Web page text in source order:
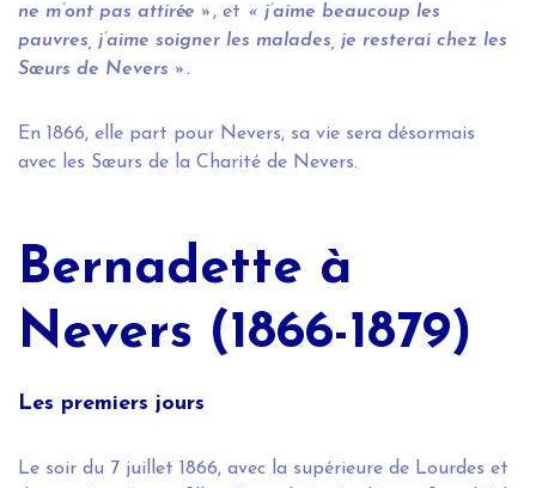
ne m’ont pas attirée », et « j’aime beaucoup les
pauvres, j’aime soigner les malades, je resterai chez les
Sœurs de Nevers ».
En 1866, elle part pour Nevers, sa vie sera désormais
avec les Sœurs de la Charité de Nevers.
Bernadette à
Nevers (1866-1879)
Les premiers jours
Le soir du 7 juillet 1866, avec la supérieure de Lourdes et